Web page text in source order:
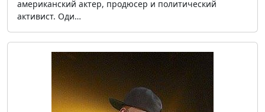
американский актер, продюсер и политический
активист. Оди…